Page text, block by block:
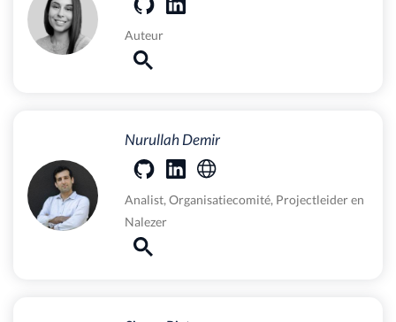
Auteur
Nurullah Demir
Analist, Organisatiecomité, Projectleideren
Nalezer